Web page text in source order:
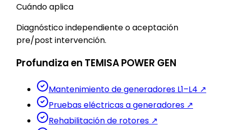
Cuándo aplica
Diagnóstico independiente o aceptación
pre/post intervención.
Profundiza en TEMISA POWER GEN
Mantenimiento de generadores L1–L4 ↗
Pruebas eléctricas a generadores ↗
Rehabilitación de rotores ↗